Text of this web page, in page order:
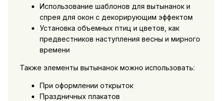
Использование шаблонов для вытынанок и
спрея для окон с декорирующим эффектом
Установка объемных птиц и цветов, как
предвестников наступления весны и мирного
времени
Также элементы вытынанок можно использовать:
При оформлении открыток
Праздничных плакатов